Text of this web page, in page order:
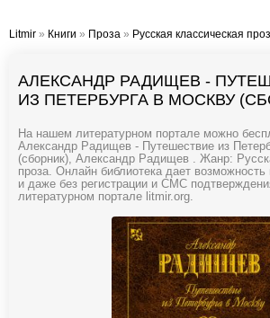
Litmir » Книги » Проза » Русская классическая
АЛЕКСАНДР РАДИЩЕВ -
ИЗ ПЕТЕРБУРГА В МОСКВУ
На нашем литературном портале можно
Александр Радищев - Путешествие из
(сборник), Александр Радищев . Жанр:
проза. Онлайн библиотека дает возможность
и даже без регистрации и СМС
литературном портале litmir.org.